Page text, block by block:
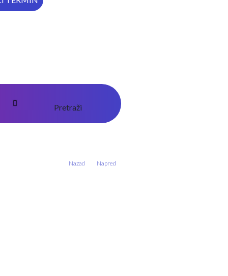
Pretraži
Nazad Napred